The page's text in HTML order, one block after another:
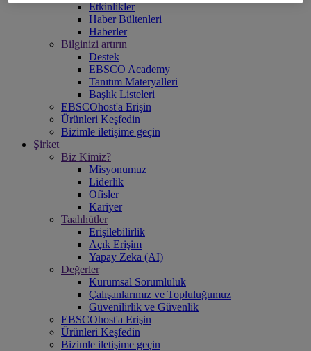
Etkinlikler
Haber Bültenleri
Haberler
Bilginizi artırın
Destek
EBSCO Academy
Tanıtım Materyalleri
Başlık Listeleri
EBSCOhost'a Erişin
Ürünleri Keşfedin
Bizimle iletişime geçin
Şirket
Biz Kimiz?
Misyonumuz
Liderlik
Ofisler
Kariyer
Taahhütler
Erişilebilirlik
Açık Erişim
Yapay Zeka (AI)
Değerler
Kurumsal Sorumluluk
Çalışanlarımız ve Topluluğumuz
Güvenilirlik ve Güvenlik
EBSCOhost'a Erişin
Ürünleri Keşfedin
Bizimle iletişime geçin